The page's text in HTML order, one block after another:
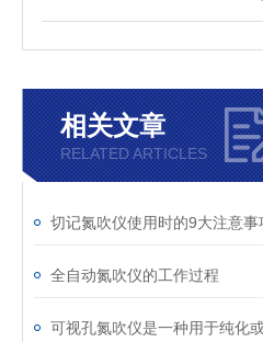
相关文章
RELATED ARTICLES
切记氮吹仪使用时的9大注意事
全自动氮吹仪的工作过程